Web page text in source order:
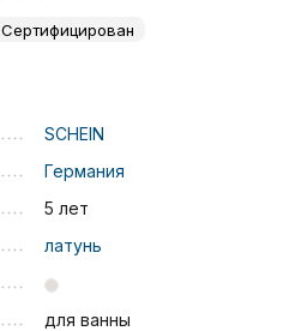
Сертифицирован
SCHEIN
Германия
5 лет
латунь
для ванны